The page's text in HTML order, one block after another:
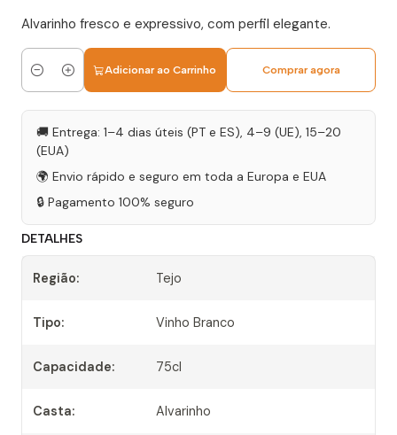
Alvarinho fresco e expressivo, com perfil elegante.
Quantidade
Adicionar ao Carrinho Comprar agora
🚚 Entrega: 1–4 dias úteis (PT e ES), 4–9 (UE), 15–20
(EUA)
🌍 Envio rápido e seguro em toda a Europa e EUA
🔒 Pagamento 100% seguro
DETALHES
Região: Tejo
Tipo: Vinho Branco
Capacidade: 75cl
Casta: Alvarinho